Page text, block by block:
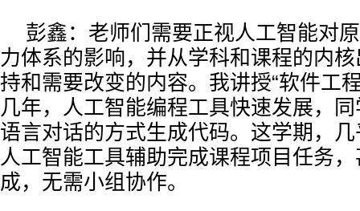
彭鑫：老师们需要正视人工智能对
力体系的影响，并从学科和课程的内
持和需要改变的内容。我讲授“软件工
几年，人工智能编程工具快速发展，
语言对话的方式生成代码。这学期，
人工智能工具辅助完成课程项目任务
成，无需小组协作。